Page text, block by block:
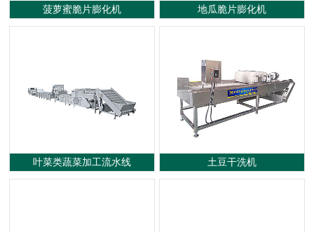
菠萝蜜脆片膨化机 地瓜脆片膨化机
叶菜类蔬菜加工流水线 土豆干洗机